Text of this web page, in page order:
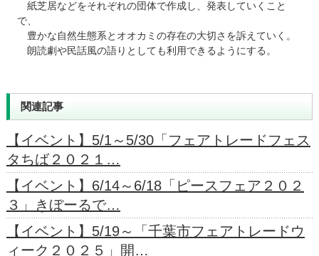
紙芝居などをそれぞれの団体で作成し、発表していくこと
で、
豊かな自然生態系とオオカミの存在の大切さを訴えていく。
朗読劇や民話風の語りとしても利用できるようにする。
関連記事
【イベント】5/1～5/30「フェアトレードフェス
タちば２０２１…
【イベント】6/14～6/18「ピースフェア２０２
３」きぼーるで…
【イベント】5/19～「千葉市フェアトレードウ
ィーク２０２５」開…